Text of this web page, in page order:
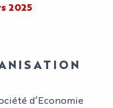
2025
d’Economie